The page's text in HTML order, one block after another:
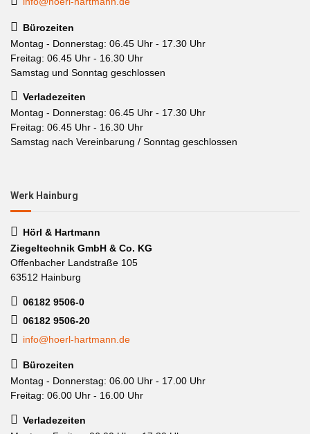
Bürozeiten
Montag - Donnerstag: 06.45 Uhr - 17.30 Uhr
Freitag: 06.45 Uhr - 16.30 Uhr
Samstag und Sonntag geschlossen
Verladezeiten
Montag - Donnerstag: 06.45 Uhr - 17.30 Uhr
Freitag: 06.45 Uhr - 16.30 Uhr
Samstag nach Vereinbarung / Sonntag geschlossen
Werk Hainburg
Hörl & Hartmann
Ziegeltechnik GmbH & Co. KG
Offenbacher Landstraße 105
63512 Hainburg
06182 9506-0
06182 9506-20
info@hoerl-hartmann.de
Bürozeiten
Montag - Donnerstag: 06.00 Uhr - 17.00 Uhr
Freitag: 06.00 Uhr - 16.00 Uhr
Verladezeiten